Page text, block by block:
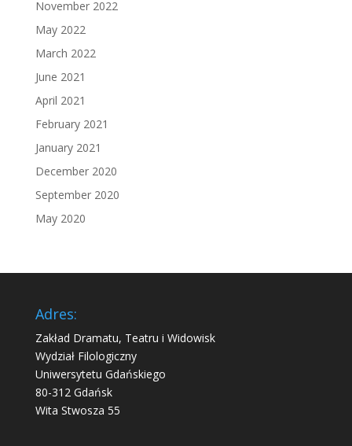
November 2022
May 2022
March 2022
June 2021
April 2021
February 2021
January 2021
December 2020
September 2020
May 2020
Adres:
Zakład Dramatu, Teatru i Widowisk
Wydział Filologiczny
Uniwersytetu Gdańskiego
80-312 Gdańsk
Wita Stwosza 55